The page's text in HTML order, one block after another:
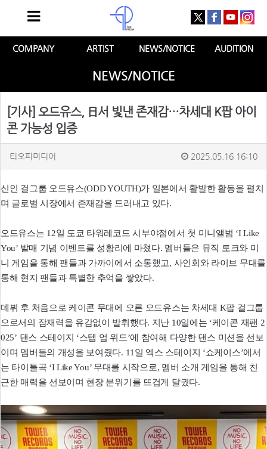
COMPANY ARTIST NEWS/NOTICE AUDITION
NEWS/NOTICE
[기사] 오드유스, 日서 빛낸 존재감…차세대 K팝 아이
콘 가능성 입증
티오피미디어 2025.05.16 16:10
신인 걸그룹 오드유스(ODD YOUTH)가 일본에서 활발한 활동을 펼치
며 글로벌 시장에서 존재감을 드러내고 있다.
오드유스는 12일 도쿄 타워레코드 시부야점에서 첫 미니앨범 ‘I Like
You’ 발매 기념 이벤트를 성황리에 마쳤다. 멤버들은 뮤직 토크와 미
니 게임을 통해 팬들과 가까이에서 소통했고, 사인회와 라이브 무대를
통해 현지 팬들과 특별한 추억을 쌓았다.
데뷔 후 처음으로 케이콘 무대에 오른 오드유스는 차세대 K팝 걸그룹
으로서의 잠재력을 유감없이 발휘했다. 지난 10일에는 ‘케이콘 재팬 2
025’ 댄스 스테이지 ‘스텝 업 위드’에 참여해 다양한 댄스 미션을 선보
이며 멤버들의 개성을 보여줬다. 11일 엑스 스테이지 ‘쇼케이스’에서
는 타이틀곡 ‘I Like You’ 무대를 시작으로, 멤버 소개 게임을 통해 친
근한 매력을 선보이며 현장 분위기를 뜨겁게 달궜다.